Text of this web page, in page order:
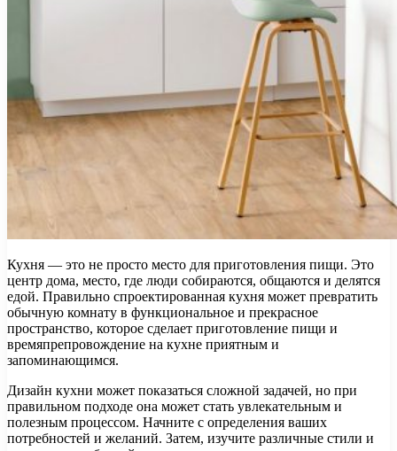
Кухня — это не просто место для приготовления пищи. Это
центр дома, место, где люди собираются, общаются и делятся
едой. Правильно спроектированная кухня может превратить
обычную комнату в функциональное и прекрасное
пространство, которое сделает приготовление пищи и
времяпрепровождение на кухне приятным и
запоминающимся.
Дизайн кухни может показаться сложной задачей, но при
правильном подходе она может стать увлекательным и
полезным процессом. Начните с определения ваших
потребностей и желаний. Затем, изучите различные стили и